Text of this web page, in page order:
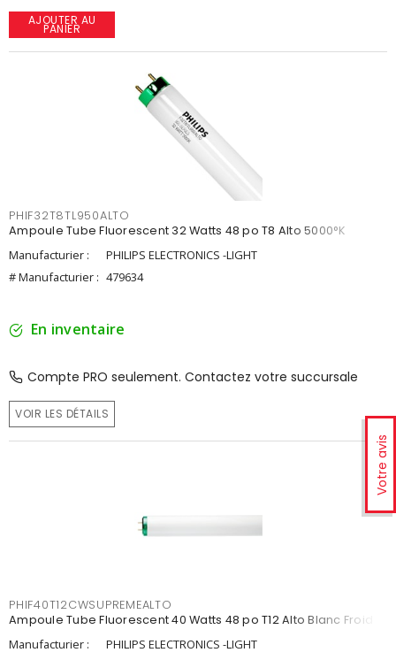
Votre avis
AJOUTER AU
PANIER
PHIF32T8TL950ALTO
Ampoule Tube Fluorescent 32 Watts 48 po T8 Alto 5000°K
Manufacturier :
PHILIPS ELECTRONICS -LIGHT
# Manufacturier : 479634
En inventaire
Compte PRO seulement. Contactez votre succursale
VOIR LES DÉTAILS
PHIF40T12CWSUPREMEALTO
Ampoule Tube Fluorescent 40 Watts 48 po T12 Alto Blanc Froid
Manufacturier :
PHILIPS ELECTRONICS -LIGHT